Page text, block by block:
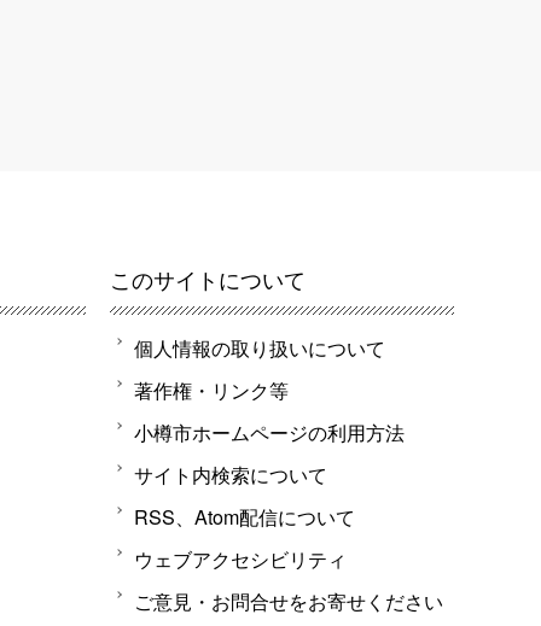
このサイトについて
個人情報の取り扱いについて
著作権・リンク等
小樽市ホームページの利用方法
サイト内検索について
RSS、Atom配信について
ウェブアクセシビリティ
ご意見・お問合せをお寄せください